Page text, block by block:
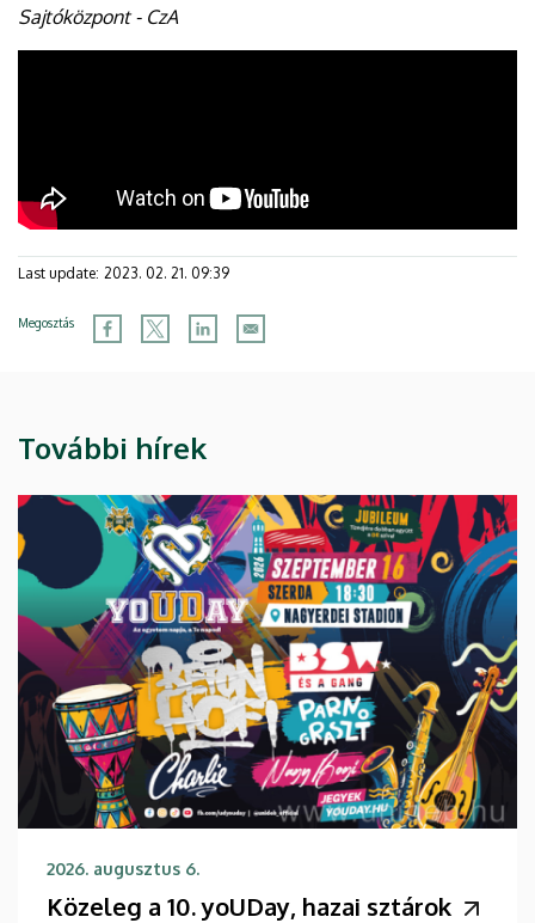
Sajtóközpont - CzA
Last update: 2023. 02. 21. 09:39
Megosztás
További hírek
2026. augusztus 6.
Közeleg a 10. yoUDay, hazai sztárok